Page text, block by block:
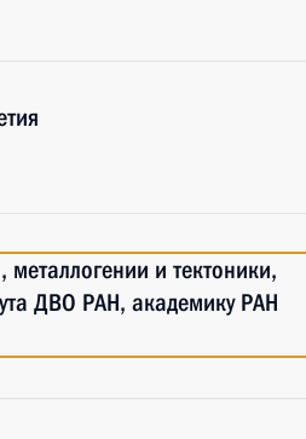
металлогении и тектоники,
ДВО РАН, академику РАН